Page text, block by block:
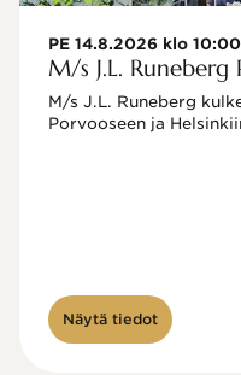
PE 14.8.2026 klo 10:00
M/s J.L. Runeberg
M/s J.L. Runeberg
Porvooseen ja
Näytä tiedot